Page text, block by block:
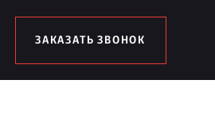
ЗАКАЗАТЬ ЗВОНОК